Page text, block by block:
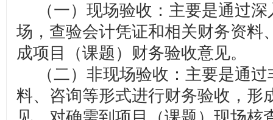
（一）现场验收：主要是通过深
场，查验会计凭证和相关财务资料
成项目（课题）财务验收意见。
（二）非现场验收：主要是通过
料、咨询等形式进行财务验收，形